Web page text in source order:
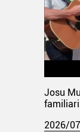
Josu
2026/